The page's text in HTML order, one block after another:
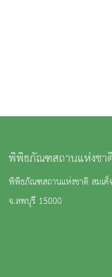
พิพิธภัณฑสถานแห่งชา
พิพิธภัณฑสถานแห่งชาติ สมเ
จ.ลพบุรี 15000